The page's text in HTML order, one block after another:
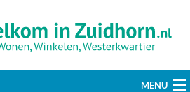
MENU